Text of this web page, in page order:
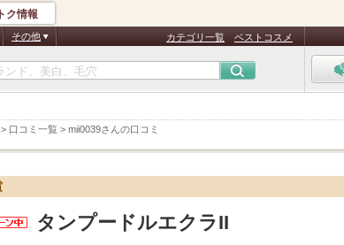
> 口コミ一覧 > mii0039さんの口コミ
ク情報
その他 カテゴリ一覧 ベストコスメ
タンプードルエクラII